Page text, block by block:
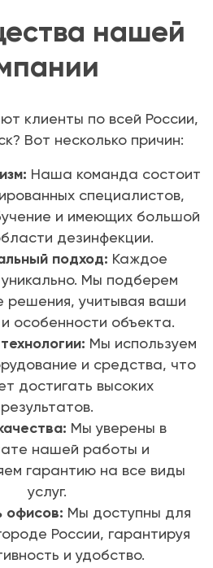
нашей
клиенты по всей России,
Вот несколько причин:
Наша команда состоит
специалистов,
и имеющих большой
дезинфекции.
подход: Каждое
Мы подберем
решения, учитывая ваши
особенности объекта.
Мы используем
и средства, что
достигать высоких
результатов.
Мы уверены в
нашей работы и
гарантию на все виды
услуг.
офисов: Мы доступны для
России, гарантируя
и удобство.